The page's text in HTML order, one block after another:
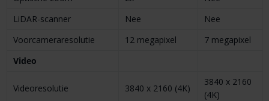
LiDAR-­scanner
Nee
Nee
Voor­camera­resolutie
12 megapixel
7 megapixel
Video
Video­resolutie 3840 x 2160 (4K)
3840 x 2160
(4K)